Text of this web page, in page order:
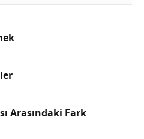
Arasındaki Fark